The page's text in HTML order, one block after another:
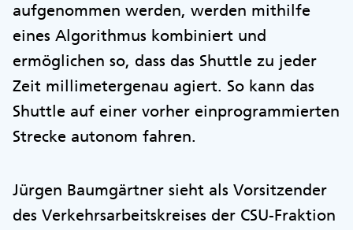
aufgenommen werden, werden mithilfe
eines Algorithmus kombiniert und
ermöglichen so, dass das Shuttle zu jeder
Zeit millimetergenau agiert. So kann das
Shuttle auf einer vorher einprogrammierten
Strecke autonom fahren.
Jürgen Baumgärtner sieht als Vorsitzender
des Verkehrsarbeitskreises der CSU-Fraktion